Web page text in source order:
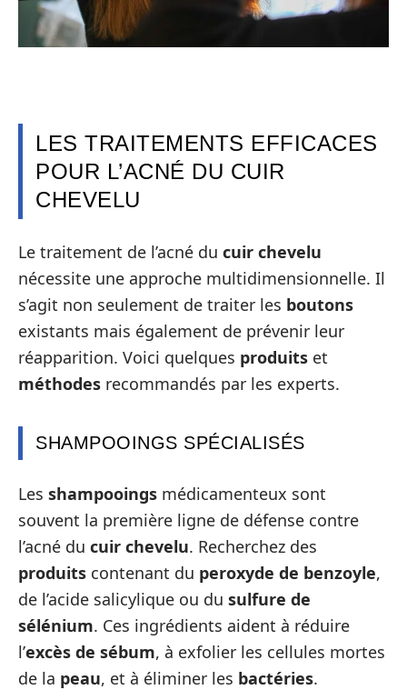
LES TRAITEMENTS EFFICACES
POUR L’ACNÉ DU CUIR
CHEVELU
Le traitement de l’acné du cuir chevelu
nécessite une approche multidimensionnelle. Il
s’agit non seulement de traiter les boutons
existants mais également de prévenir leur
réapparition. Voici quelques produits et
méthodes recommandés par les experts.
SHAMPOOINGS SPÉCIALISÉS
Les shampooings médicamenteux sont
souvent la première ligne de défense contre
l’acné du cuir chevelu. Recherchez des
produits contenant du peroxyde de benzoyle,
de l’acide salicylique ou du sulfure de
sélénium. Ces ingrédients aident à réduire
l’excès de sébum, à exfolier les cellules mortes
de la peau, et à éliminer les bactéries.